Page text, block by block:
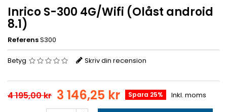
Inrico S-300 4G/Wifi (Olåst android
8.1)
ReferensS300
Betyg Skriv din recension
4 195,00 kr 3 146,25 kr Spara 25% Inkl. moms